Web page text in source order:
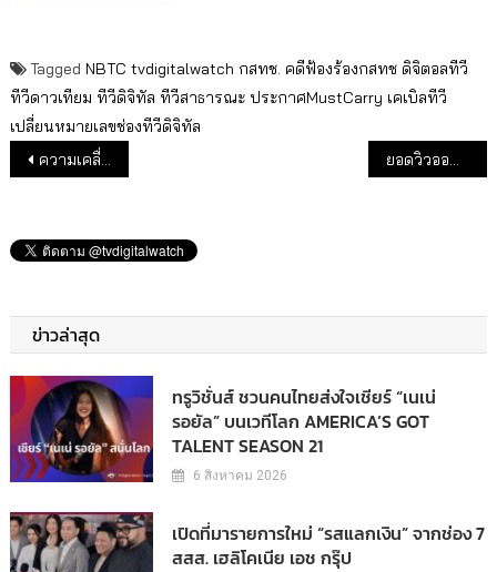
Tagged NBTC tvdigitalwatch กสทช. คดีฟ้องร้องกสทช ดิจิตอลทีวี
ทีวีดาวเทียม ทีวีดิจิทัล ทีวีสาธารณะ ประกาศMustCarry เคเบิลทีวี
เปลี่ยนหมายเลขช่องทีวีดิจิทัล
แนะแนวเรื่อง
ความเคลื่อนไหว รายการ กีฬา วาไรตี้ เกมโชว์ ใหม่ ประจำเดือน ก.ค.63 ยอดวิวออนไลน์ 15-21 มิ.ย.63
ข่าวล่าสุด
ทรูวิชั่นส์ ชวนคนไทยส่งใจเชียร์ “เนเน่
รอยัล” บนเวทีโลก AMERICA’S GOT
TALENT SEASON 21
6 สิงหาคม 2026
เปิดที่มารายการใหม่ “รสแลกเงิน” จากช่อง 7
สสส. เฮลิโคเนีย เอช กรุ๊ป